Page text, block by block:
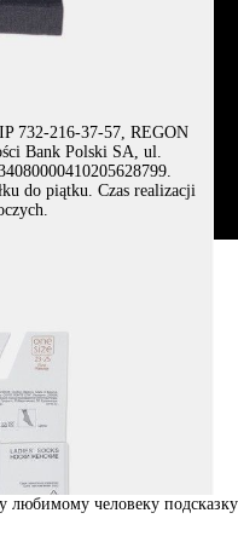
732-216-37-57, REGON
Bank Polski SA, ul.
do piątku. Czas realizacji
человеку подсказку